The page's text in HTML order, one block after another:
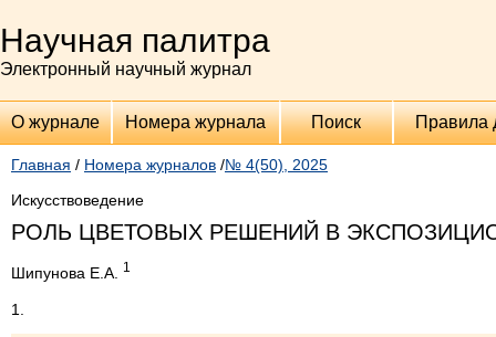
Научная палитра
Электронный научный журнал
О журнале Номера журнала Поиск Правила
Главная / Номера журналов /№ 4(50), 2025
Искусствоведение
РОЛЬ ЦВЕТОВЫХ РЕШЕНИЙ В
Шипунова Е.А. 1
1.